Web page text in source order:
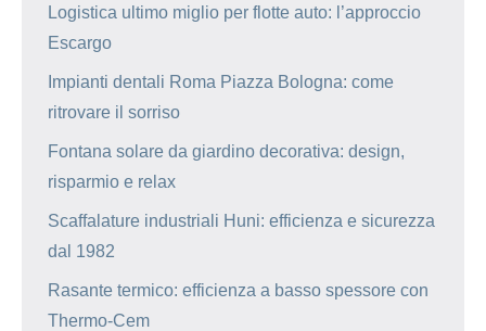
Logistica ultimo miglio per flotte auto: l’approccio
Escargo
Impianti dentali Roma Piazza Bologna: come
ritrovare il sorriso
Fontana solare da giardino decorativa: design,
risparmio e relax
Scaffalature industriali Huni: efficienza e sicurezza
dal 1982
Rasante termico: efficienza a basso spessore con
Thermo-Cem